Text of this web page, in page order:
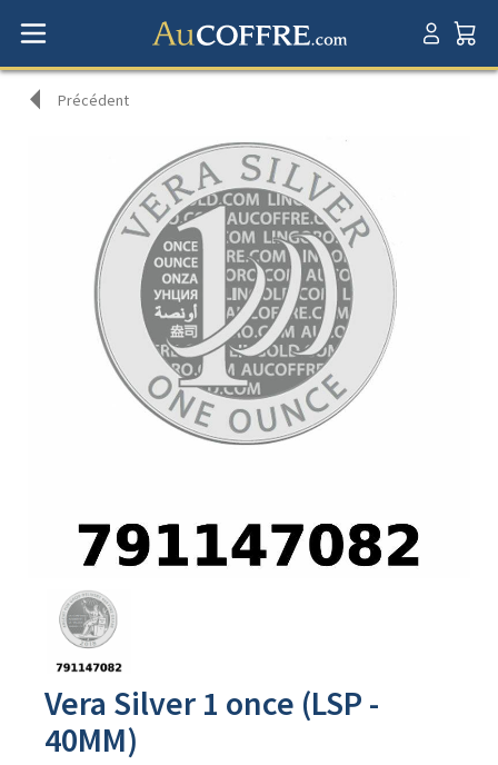
Précédent
produit
Vera Silver 1 once (LSP -
40MM)